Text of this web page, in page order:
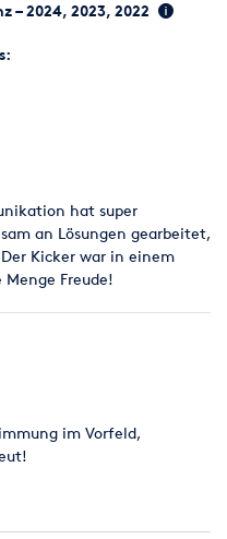
– 2024, 2023, 2022
hat super
an Lösungen gearbeitet,
Kicker war in einem
Freude!
im Vorfeld,